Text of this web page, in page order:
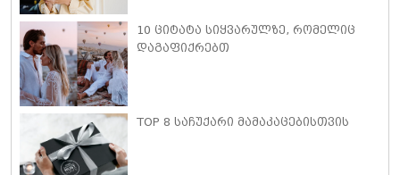
10 ციტატა სიყვარულზე, რომელიც
დაგაფიქრებთ
TOP 8 საჩუქარი მამაკაცებისთვის